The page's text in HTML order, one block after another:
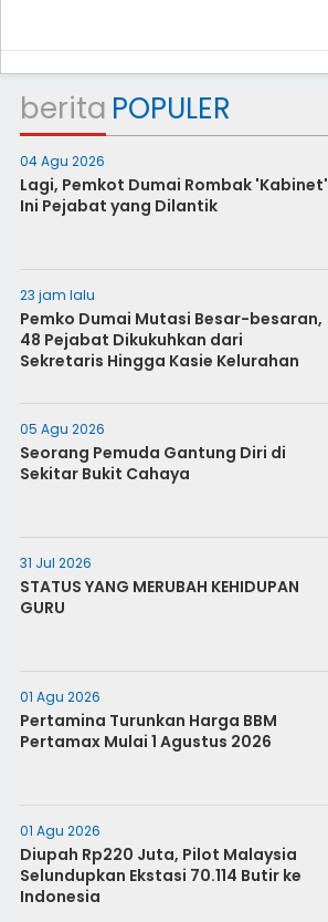
berita POPULER
04 Agu 2026
Lagi, Pemkot Dumai Rombak 'Kabinet'
Ini Pejabat yang Dilantik
23 jam lalu
Pemko Dumai Mutasi Besar-besaran,
48 Pejabat Dikukuhkan dari
Sekretaris Hingga Kasie Kelurahan
05 Agu 2026
Seorang Pemuda Gantung Diri di
Sekitar Bukit Cahaya
31 Jul 2026
STATUS YANG MERUBAH KEHIDUPAN
GURU
01 Agu 2026
Pertamina Turunkan Harga BBM
Pertamax Mulai 1 Agustus 2026
01 Agu 2026
Diupah Rp220 Juta, Pilot Malaysia
Selundupkan Ekstasi 70.114 Butir ke
Indonesia